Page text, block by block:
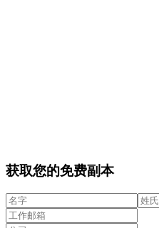
获取您的免费副本